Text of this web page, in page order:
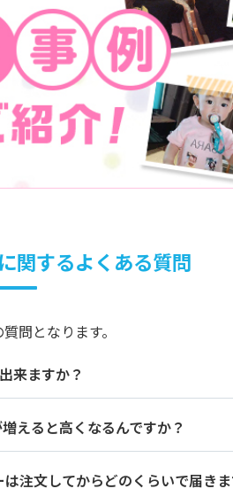
関するよくある質問
問となります。
来ますか？
えると高くなるんですか？
注文してからどのくらいで届きま